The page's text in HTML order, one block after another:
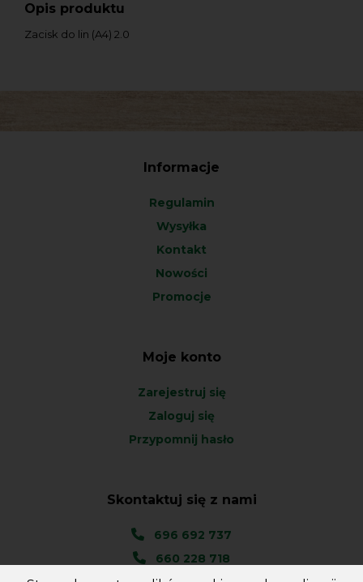
Opis produktu
Zacisk do lin (A4) 2.0
Informacje
Regulamin
Wysyłka
Kontakt
Nowości
Promocje
Moje konto
Zarejestruj się
Zaloguj się
Przypomnij hasło
Skontaktuj się z nami
696 692 737
660 228 718